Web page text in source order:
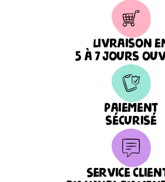
Livraison
5 à 7 jours
Paiement
sécurisé
Service